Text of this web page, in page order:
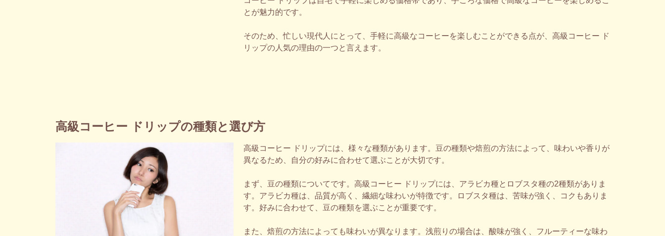
とが魅力的です。
そのため、忙しい現代人にとって、手軽に高級なコーヒーを楽しむことができる点が、高級コーヒー ド
リップの人気の理由の一つと言えます。
高級コーヒー ドリップの種類と選び方
高級コーヒー ドリップには、様々な種類があります。豆の種類や焙煎の方法によって、味わいや香りが
異なるため、自分の好みに合わせて選ぶことが大切です。
まず、豆の種類についてです。高級コーヒー ドリップには、アラビカ種とロブスタ種の2種類がありま
す。アラビカ種は、品質が高く、繊細な味わいが特徴です。ロブスタ種は、苦味が強く、コクもありま
す。好みに合わせて、豆の種類を選ぶことが重要です。
また、焙煎の方法によっても味わいが異なります。浅煎りの場合は、酸味が強く、フルーティーな味わ